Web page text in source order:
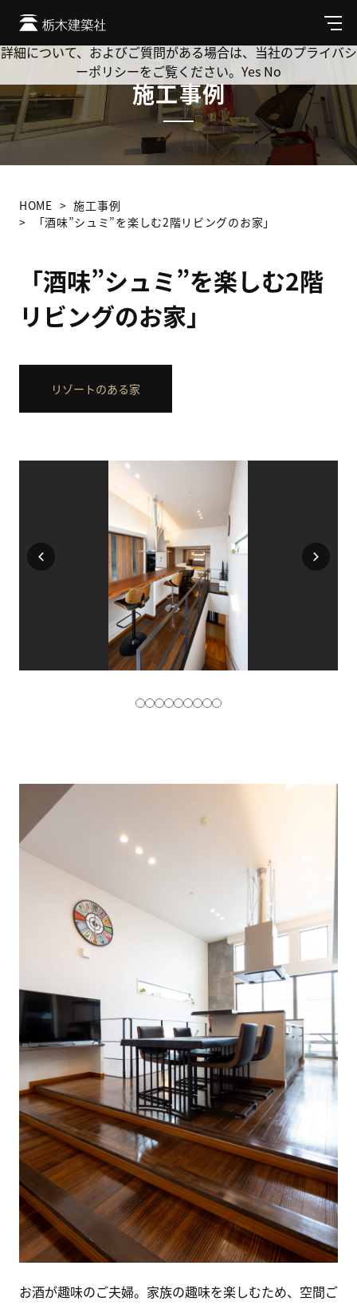
メ
ニ
ュ
施工事例
HOME
施工事例
「酒味”シュミ”を楽しむ2階リビングのお家」
「酒味”シュミ”を楽しむ2階
リビングのお家」
リゾートのある家
お酒が趣味のご夫婦。家族の趣味を楽しむため、空間ご
Cookie を使用して、お客様の活動を追跡してもよろしいです
か? 当社ではお客様のプライバシーを極めて重視しています。
詳細について、およびご質問がある場合は、当社のプライバシ
ーポリシーをご覧ください。 Yes No